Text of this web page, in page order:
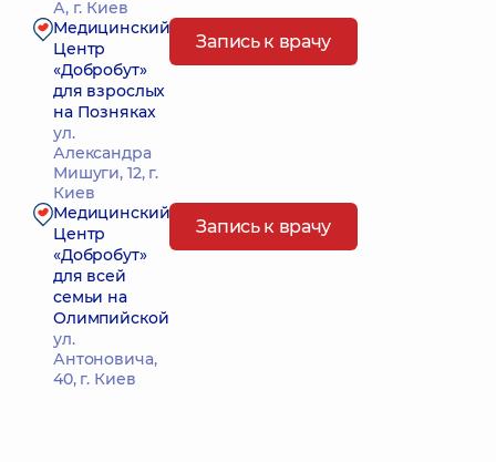
А, г. Киев
Медицинский
Центр
«Добробут»
для взрослых
на Позняках
ул.
Александра
Мишуги, 12, г.
Киев
Запись к врачу
Медицинский
Центр
«Добробут»
для всей
семьи на
Олимпийской
ул.
Антоновича,
40, г. Киев
Запись к врачу